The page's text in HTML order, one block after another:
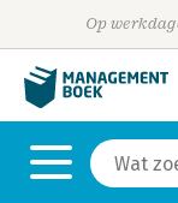
Op